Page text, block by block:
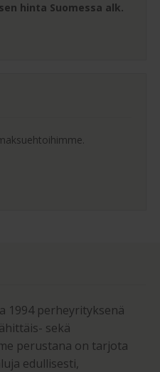
hinta Suomessa alk.
1994 perheyrityksenä
sekä
perustana on tarjota
edullisesti,